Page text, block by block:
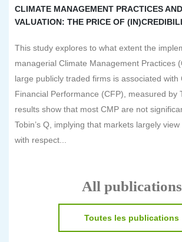
CLIMATE MANAGEMENT PRACTICES
VALUATION: THE PRICE OF
This study explores to what extent the
managerial Climate Management Practices
large publicly traded firms is associated with
Financial Performance (CFP), measured by
results show that most CMP are not
Tobin’s Q, implying that markets largely
with respect...
All publications
Toutes les publications